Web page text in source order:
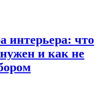
интерьера: что
и как не